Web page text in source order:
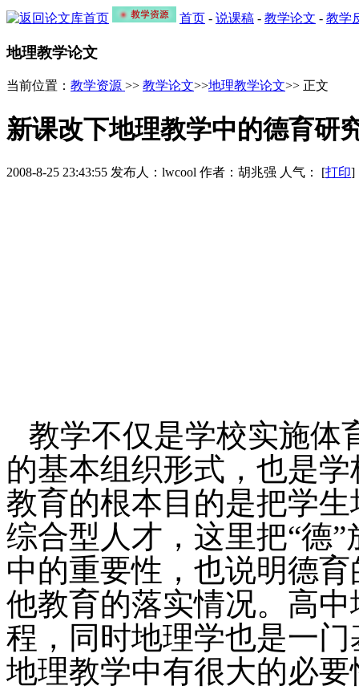
首页 - 说课稿 - 教学论文 - 教学
地理教学论文
当前位置： 教学资源 >> 教学论文>>地理教学论文>> 正文
新课改下地理教学中的德育研
2008-8-25 23:43:55 发布人：lwcool 作者：胡兆强 人气： [打印]
教学不仅是学校实施体
的基本组织形式，也是
教育的根本目的是把学
综合型人才，这里把“德
中的重要性，也说明德
他教育的落实情况。高
程，同时地理学也是一
地理教学中有很大的必要